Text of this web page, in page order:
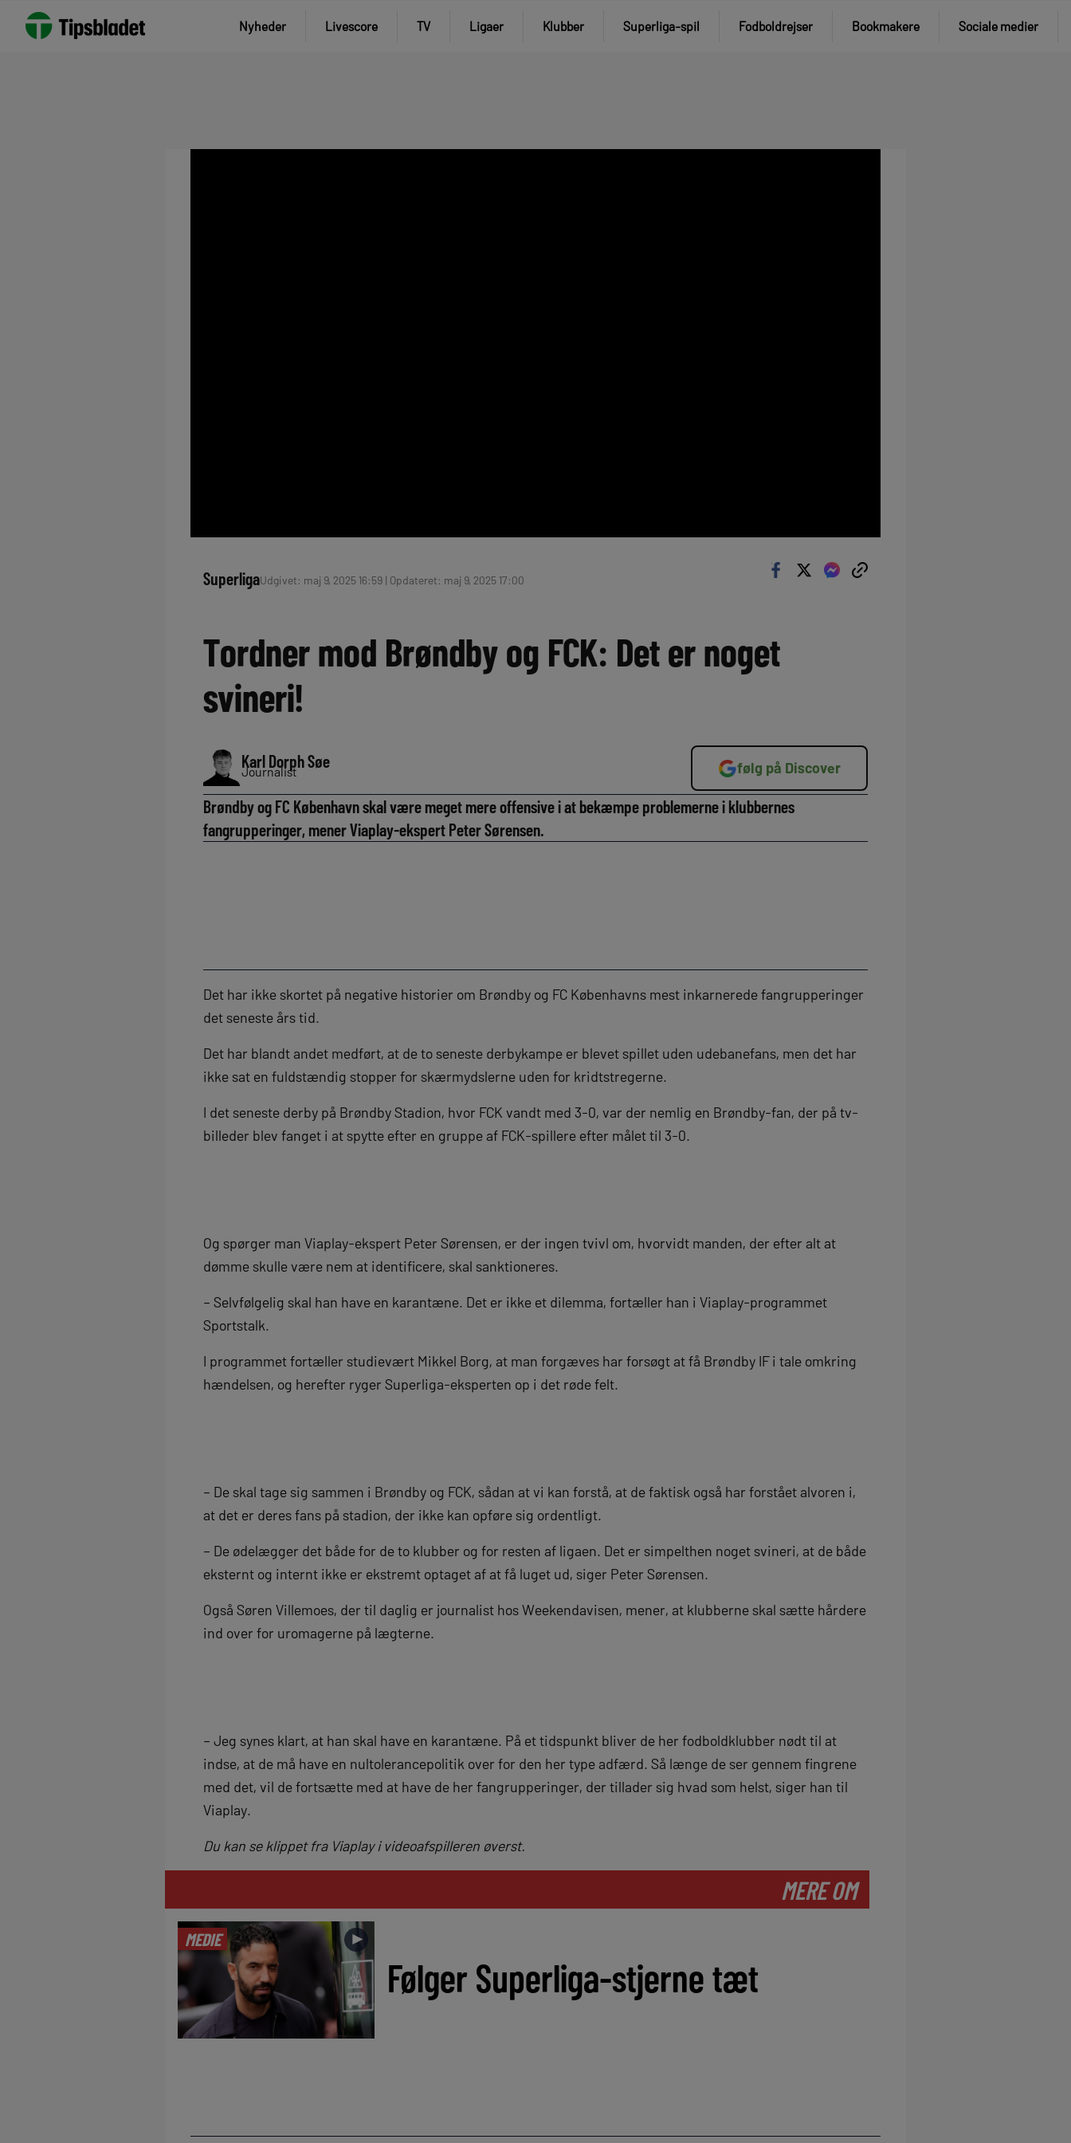
Nyheder Livescore TV Ligaer Klubber Superliga-spil Fodboldrejser Bookmakere Sociale medier
SuperligaUdgivet: maj 9, 2025 16:59 | Opdateret: maj 9, 2025 17:00
Tordner mod Brøndby og FCK: Det er noget
svineri!
Karl Dorph Søe
Journalist følg på Discover
Brøndby og FC København skal være meget mere offensive i at bekæmpe problemerne i klubbernes
fangrupperinger, mener Viaplay-ekspert Peter Sørensen.
Det har ikke skortet på negative historier om Brøndby og FC Københavns mest inkarnerede fangrupperinger
det seneste års tid.
Det har blandt andet medført, at de to seneste derbykampe er blevet spillet uden udebanefans, men det har
ikke sat en fuldstændig stopper for skærmydslerne uden for kridtstregerne.
I det seneste derby på Brøndby Stadion, hvor FCK vandt med 3-0, var der nemlig en Brøndby-fan, der på tv-
billeder blev fanget i at spytte efter en gruppe af FCK-spillere efter målet til 3-0.
Og spørger man Viaplay-ekspert Peter Sørensen, er der ingen tvivl om, hvorvidt manden, der efter alt at
dømme skulle være nem at identificere, skal sanktioneres.
– Selvfølgelig skal han have en karantæne. Det er ikke et dilemma, fortæller han i Viaplay-programmet
Sportstalk.
I programmet fortæller studievært Mikkel Borg, at man forgæves har forsøgt at få Brøndby IF i tale omkring
hændelsen, og herefter ryger Superliga-eksperten op i det røde felt.
– De skal tage sig sammen i Brøndby og FCK, sådan at vi kan forstå, at de faktisk også har forstået alvoren i,
at det er deres fans på stadion, der ikke kan opføre sig ordentligt.
– De ødelægger det både for de to klubber og for resten af ligaen. Det er simpelthen noget svineri, at de både
eksternt og internt ikke er ekstremt optaget af at få luget ud, siger Peter Sørensen.
Også Søren Villemoes, der til daglig er journalist hos Weekendavisen, mener, at klubberne skal sætte hårdere
ind over for uromagerne på lægterne.
– Jeg synes klart, at han skal have en karantæne. På et tidspunkt bliver de her fodboldklubber nødt til at
indse, at de må have en nultolerancepolitik over for den her type adfærd. Så længe de ser gennem fingrene
med det, vil de fortsætte med at have de her fangrupperinger, der tillader sig hvad som helst, siger han til
Viaplay.
Du kan se klippet fra Viaplay i videoafspilleren øverst.
MERE OM
MEDIE ►
Følger Superliga-stjerne tæt